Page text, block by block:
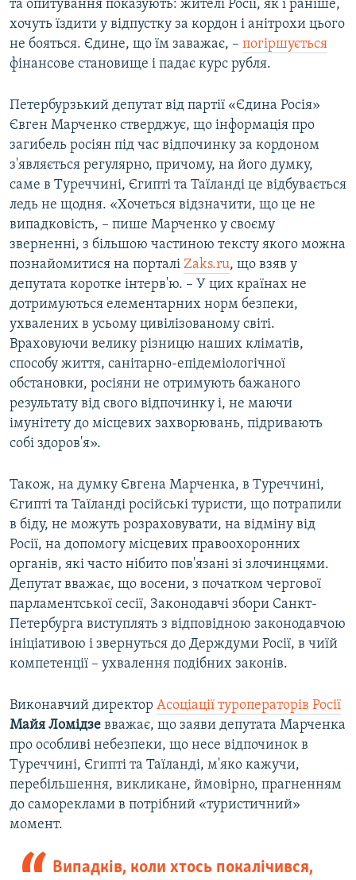
та опитування показують: жителі Росії, як і раніше,
хочуть їздити у відпустку за кордон і анітрохи цього
не бояться. Єдине, що їм заважає, – погіршується
фінансове становище і падає курс рубля.
Петербурзький депутат від партії «Єдина Росія»
Євген Марченко стверджує, що інформація про
загибель росіян під час відпочинку за кордоном
з'являється регулярно, причому, на його думку,
саме в Туреччині, Єгипті та Таїланді це відбувається
ледь не щодня. «Хочеться відзначити, що це не
випадковість, – пише Марченко у своєму
зверненні, з більшою частиною тексту якого можна
познайомитися на порталі Zaks.ru, що взяв у
депутата коротке інтерв'ю. – У цих країнах не
дотримуються елементарних норм безпеки,
ухвалених в усьому цивілізованому світі.
Враховуючи велику різницю наших кліматів,
способу життя, санітарно-епідеміологічної
обстановки, росіяни не отримують бажаного
результату від свого відпочинку і, не маючи
імунітету до місцевих захворювань, підривають
собі здоров'я».
Також, на думку Євгена Марченка, в Туреччині,
Єгипті та Таїланді російські туристи, що потрапили
в біду, не можуть розраховувати, на відміну від
Росії, на допомогу місцевих правоохоронних
органів, які часто нібито пов'язані зі злочинцями.
Депутат вважає, що восени, з початком чергової
парламентської сесії, Законодавчі збори Санкт-
Петербурга виступлять з відповідною законодавчою
ініціативою і звернуться до Держдуми Росії, в чиїй
компетенції – ухвалення подібних законів.
Виконавчий директор Асоціації туроператорів Росії
Майя Ломідзе вважає, що заяви депутата Марченка
про особливі небезпеки, що несе відпочинок в
Туреччині, Єгипті та Таїланді, м'яко кажучи,
перебільшення, викликане, ймовірно, прагненням
до самореклами в потрібний «туристичний»
момент.
Випадків, коли хтось покалічився,